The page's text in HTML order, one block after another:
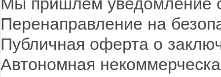
Перенаправление на
Публичная оферта о
Автономная